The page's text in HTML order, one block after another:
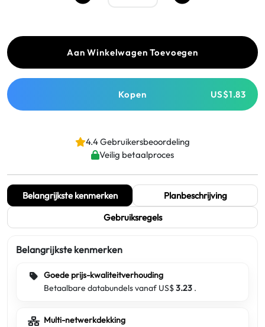
Aan Winkelwagen Toevoegen
Kopen US$1.83
4.4 Gebruikersbeoordeling
Veilig betaalproces
Belangrijkste kenmerken
Planbeschrijving
Gebruiksregels
Belangrijkste kenmerken
Goede prijs-kwaliteitverhouding
Betaalbare databundels vanaf US$3.23 .
Multi-netwerkdekking